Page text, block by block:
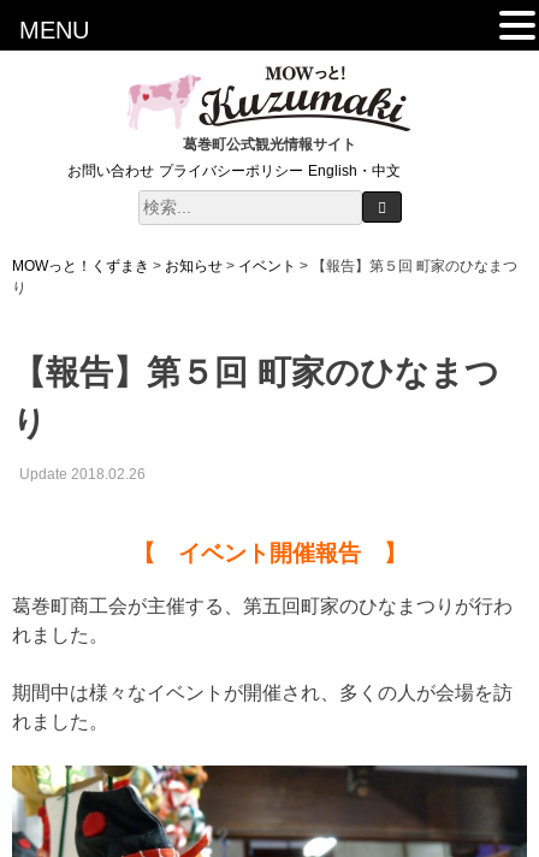
葛巻町公式観光情報サイト
お問い合わせ プライバシーポリシー English・中文
MOWっと！くずまき > お知らせ > イベント >
【報告】第５回 町家のひなまつ
り
【報告】第５回 町家のひなまつ
り
Update 2018.02.26
【 イベント開催報告 】
葛巻町商工会が主催する、第五回町家のひなまつりが行わ
れました。
期間中は様々なイベントが開催され、多くの人が会場を訪
れました。
MENU